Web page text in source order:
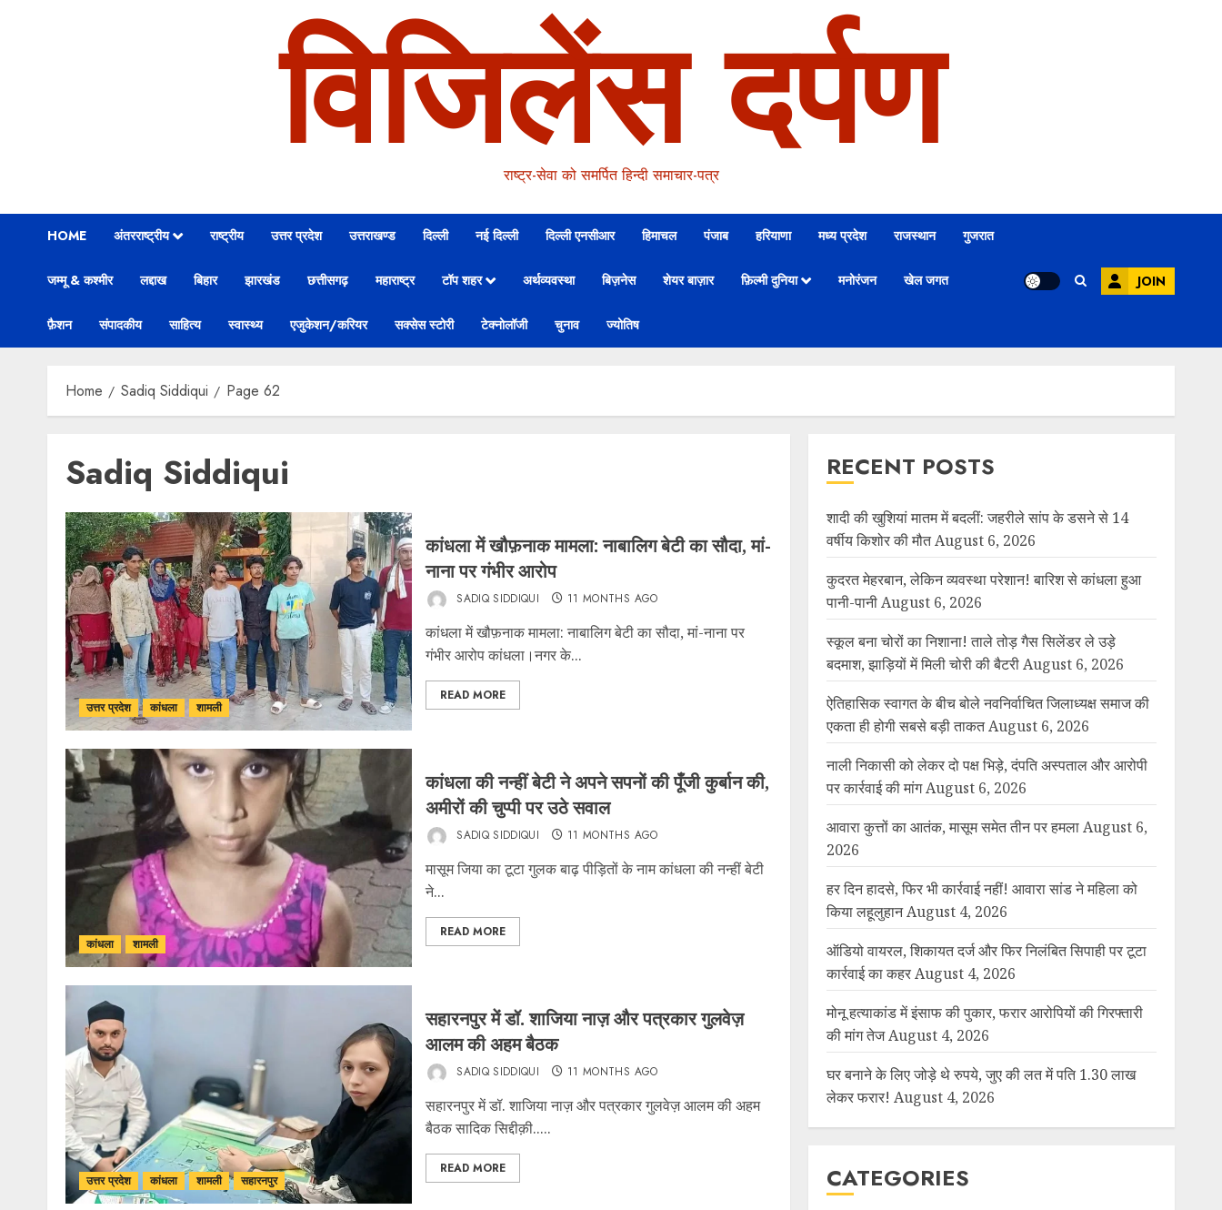
विजिलेंस दर्पण
राष्ट्र-सेवा को समर्पित हिन्दी समाचार-पत्र
HOME अंतरराष्ट्रीय राष्ट्रीय उत्तर प्रदेश उत्तराखण्ड दिल्ली नई दिल्ली दिल्ली एनसीआर हिमाचल पंजाब हरियाणा मध्य प्रदेश राजस्थान गुजरात
जम्मू & कश्मीर लद्दाख बिहार झारखंड छत्तीसगढ़ महाराष्ट्र टॉप शहर अर्थव्यवस्था बिज़नेस शेयर बाज़ार फ़िल्मी दुनिया मनोरंजन खेल जगत
फ़ैशन संपादकीय साहित्य स्वास्थ्य एजुकेशन/करियर सक्सेस स्टोरी टेक्नोलॉजी चुनाव ज्योतिष
JOIN
Home Sadiq Siddiqui Page 62
Sadiq Siddiqui
उत्तर प्रदेश कांधला शामली
कांधला में खौफ़नाक मामला: नाबालिग बेटी का सौदा, मां-
नाना पर गंभीर आरोप
SADIQ SIDDIQUI 11 MONTHS AGO
कांधला में खौफ़नाक मामला: नाबालिग बेटी का सौदा, मां-नाना पर
गंभीर आरोप कांधला।नगर के...
READ MORE
कांधला शामली
कांधला की नन्हीं बेटी ने अपने सपनों की पूँजी कुर्बान की,
अमीरों की चुप्पी पर उठे सवाल
SADIQ SIDDIQUI 11 MONTHS AGO
मासूम जिया का टूटा गुलक बाढ़ पीड़ितों के नाम कांधला की नन्हीं बेटी
ने...
READ MORE
उत्तर प्रदेश कांधला शामली सहारनपुर
सहारनपुर में डॉ. शाजिया नाज़ और पत्रकार गुलवेज़
आलम की अहम बैठक
SADIQ SIDDIQUI 11 MONTHS AGO
सहारनपुर में डॉ. शाजिया नाज़ और पत्रकार गुलवेज़ आलम की अहम
बैठक सादिक सिद्दीक़ी.....
READ MORE
RECENT POSTS
शादी की खुशियां मातम में बदलीं: जहरीले सांप के डसने से 14
वर्षीय किशोर की मौत August 6, 2026
कुदरत मेहरबान, लेकिन व्यवस्था परेशान! बारिश से कांधला हुआ
पानी-पानी August 6, 2026
स्कूल बना चोरों का निशाना! ताले तोड़ गैस सिलेंडर ले उड़े
बदमाश, झाड़ियों में मिली चोरी की बैटरी August 6, 2026
ऐतिहासिक स्वागत के बीच बोले नवनिर्वाचित जिलाध्यक्ष समाज की
एकता ही होगी सबसे बड़ी ताकत August 6, 2026
नाली निकासी को लेकर दो पक्ष भिड़े, दंपति अस्पताल और आरोपी
पर कार्रवाई की मांग August 6, 2026
आवारा कुत्तों का आतंक, मासूम समेत तीन पर हमला August 6,
2026
हर दिन हादसे, फिर भी कार्रवाई नहीं! आवारा सांड ने महिला को
किया लहूलुहान August 4, 2026
ऑडियो वायरल, शिकायत दर्ज और फिर निलंबित सिपाही पर टूटा
कार्रवाई का कहर August 4, 2026
मोनू हत्याकांड में इंसाफ की पुकार, फरार आरोपियों की गिरफ्तारी
की मांग तेज August 4, 2026
घर बनाने के लिए जोड़े थे रुपये, जुए की लत में पति 1.30 लाख
लेकर फरार! August 4, 2026
CATEGORIES